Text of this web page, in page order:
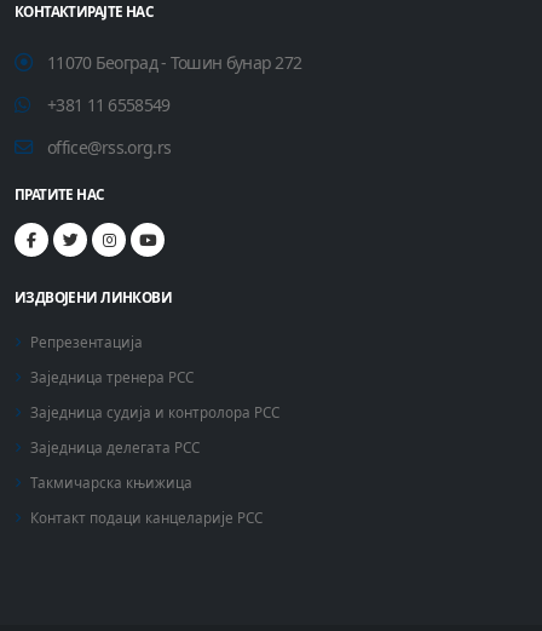
КОНТАКТИРАЈТЕ НАС
11070 Београд - Тошин бунар 272
+381 11 6558549
office@rss.org.rs
ПРАТИТЕ НАС
ИЗДВОЈЕНИ ЛИНКОВИ
Репрезентација
Заједница тренера РСС
Заједница судија и контролора РСС
Заједница делегата РСС
Такмичарска књижица
Контакт подаци канцеларије РСС